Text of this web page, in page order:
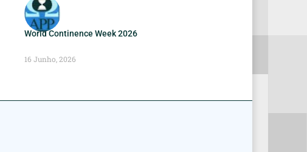
World Continence Week 2026
16 Junho, 2026